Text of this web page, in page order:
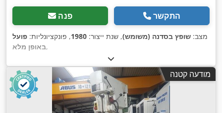
פנה התקשר
מצב: שופץ בסדנה (משומש), שנת ייצור: 1980, פונקציונליות: פועל
באופן מלא,
מודעה קטנה